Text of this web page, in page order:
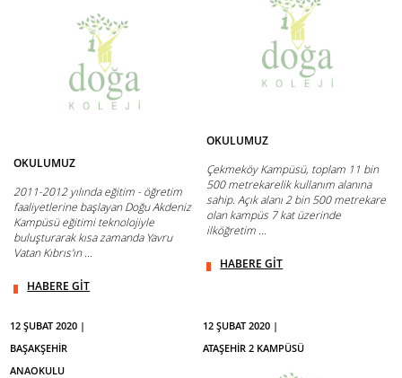
OKULUMUZ
2011-2012 yılında eğitim - öğretim
faaliyetlerine başlayan Doğu Akdeniz
Kampüsü eğitimi teknolojiyle
buluşturarak kısa zamanda Yavru
Vatan Kıbrıs'ın ...
HABERE GİT
OKULUMUZ
Çekmeköy Kampüsü, toplam 11 bin
500 metrekarelik kullanım alanına
sahip. Açık alanı 2 bin 500 metrekare
olan kampüs 7 kat üzerinde
ilköğretim ...
HABERE GİT
12 ŞUBAT 2020 |
BAŞAKŞEHİR
ANAOKULU
12 ŞUBAT 2020 |
ATAŞEHİR 2 KAMPÜSÜ